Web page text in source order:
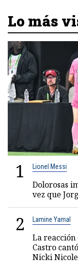
Lo más
1 Lionel Messi
Dolorosas
vez que
2 Lamine Yamal
La reacción
Castro
Nicki Nicole